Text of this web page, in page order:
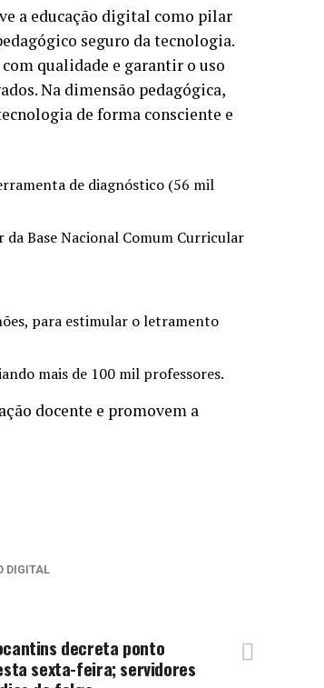
a educação digital como pilar
seguro da tecnologia.
qualidade e garantir o uso
Na dimensão pedagógica,
de forma consciente e
de diagnóstico (56 mil
Base Nacional Comum Curricular
para estimular o letramento
mais de 100 mil professores.
docente e promovem a
DIGITAL
decreta ponto
sexta-feira; servidores